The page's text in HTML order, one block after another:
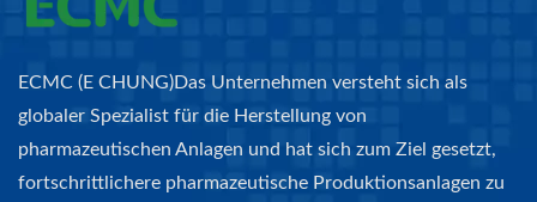
ECMC (E CHUNG)Das Unternehmen versteht sich als
globaler Spezialist für die Herstellung von
pharmazeutischen Anlagen und hat sich zum Ziel gesetzt,
fortschrittlichere pharmazeutische Produktionsanlagen zu